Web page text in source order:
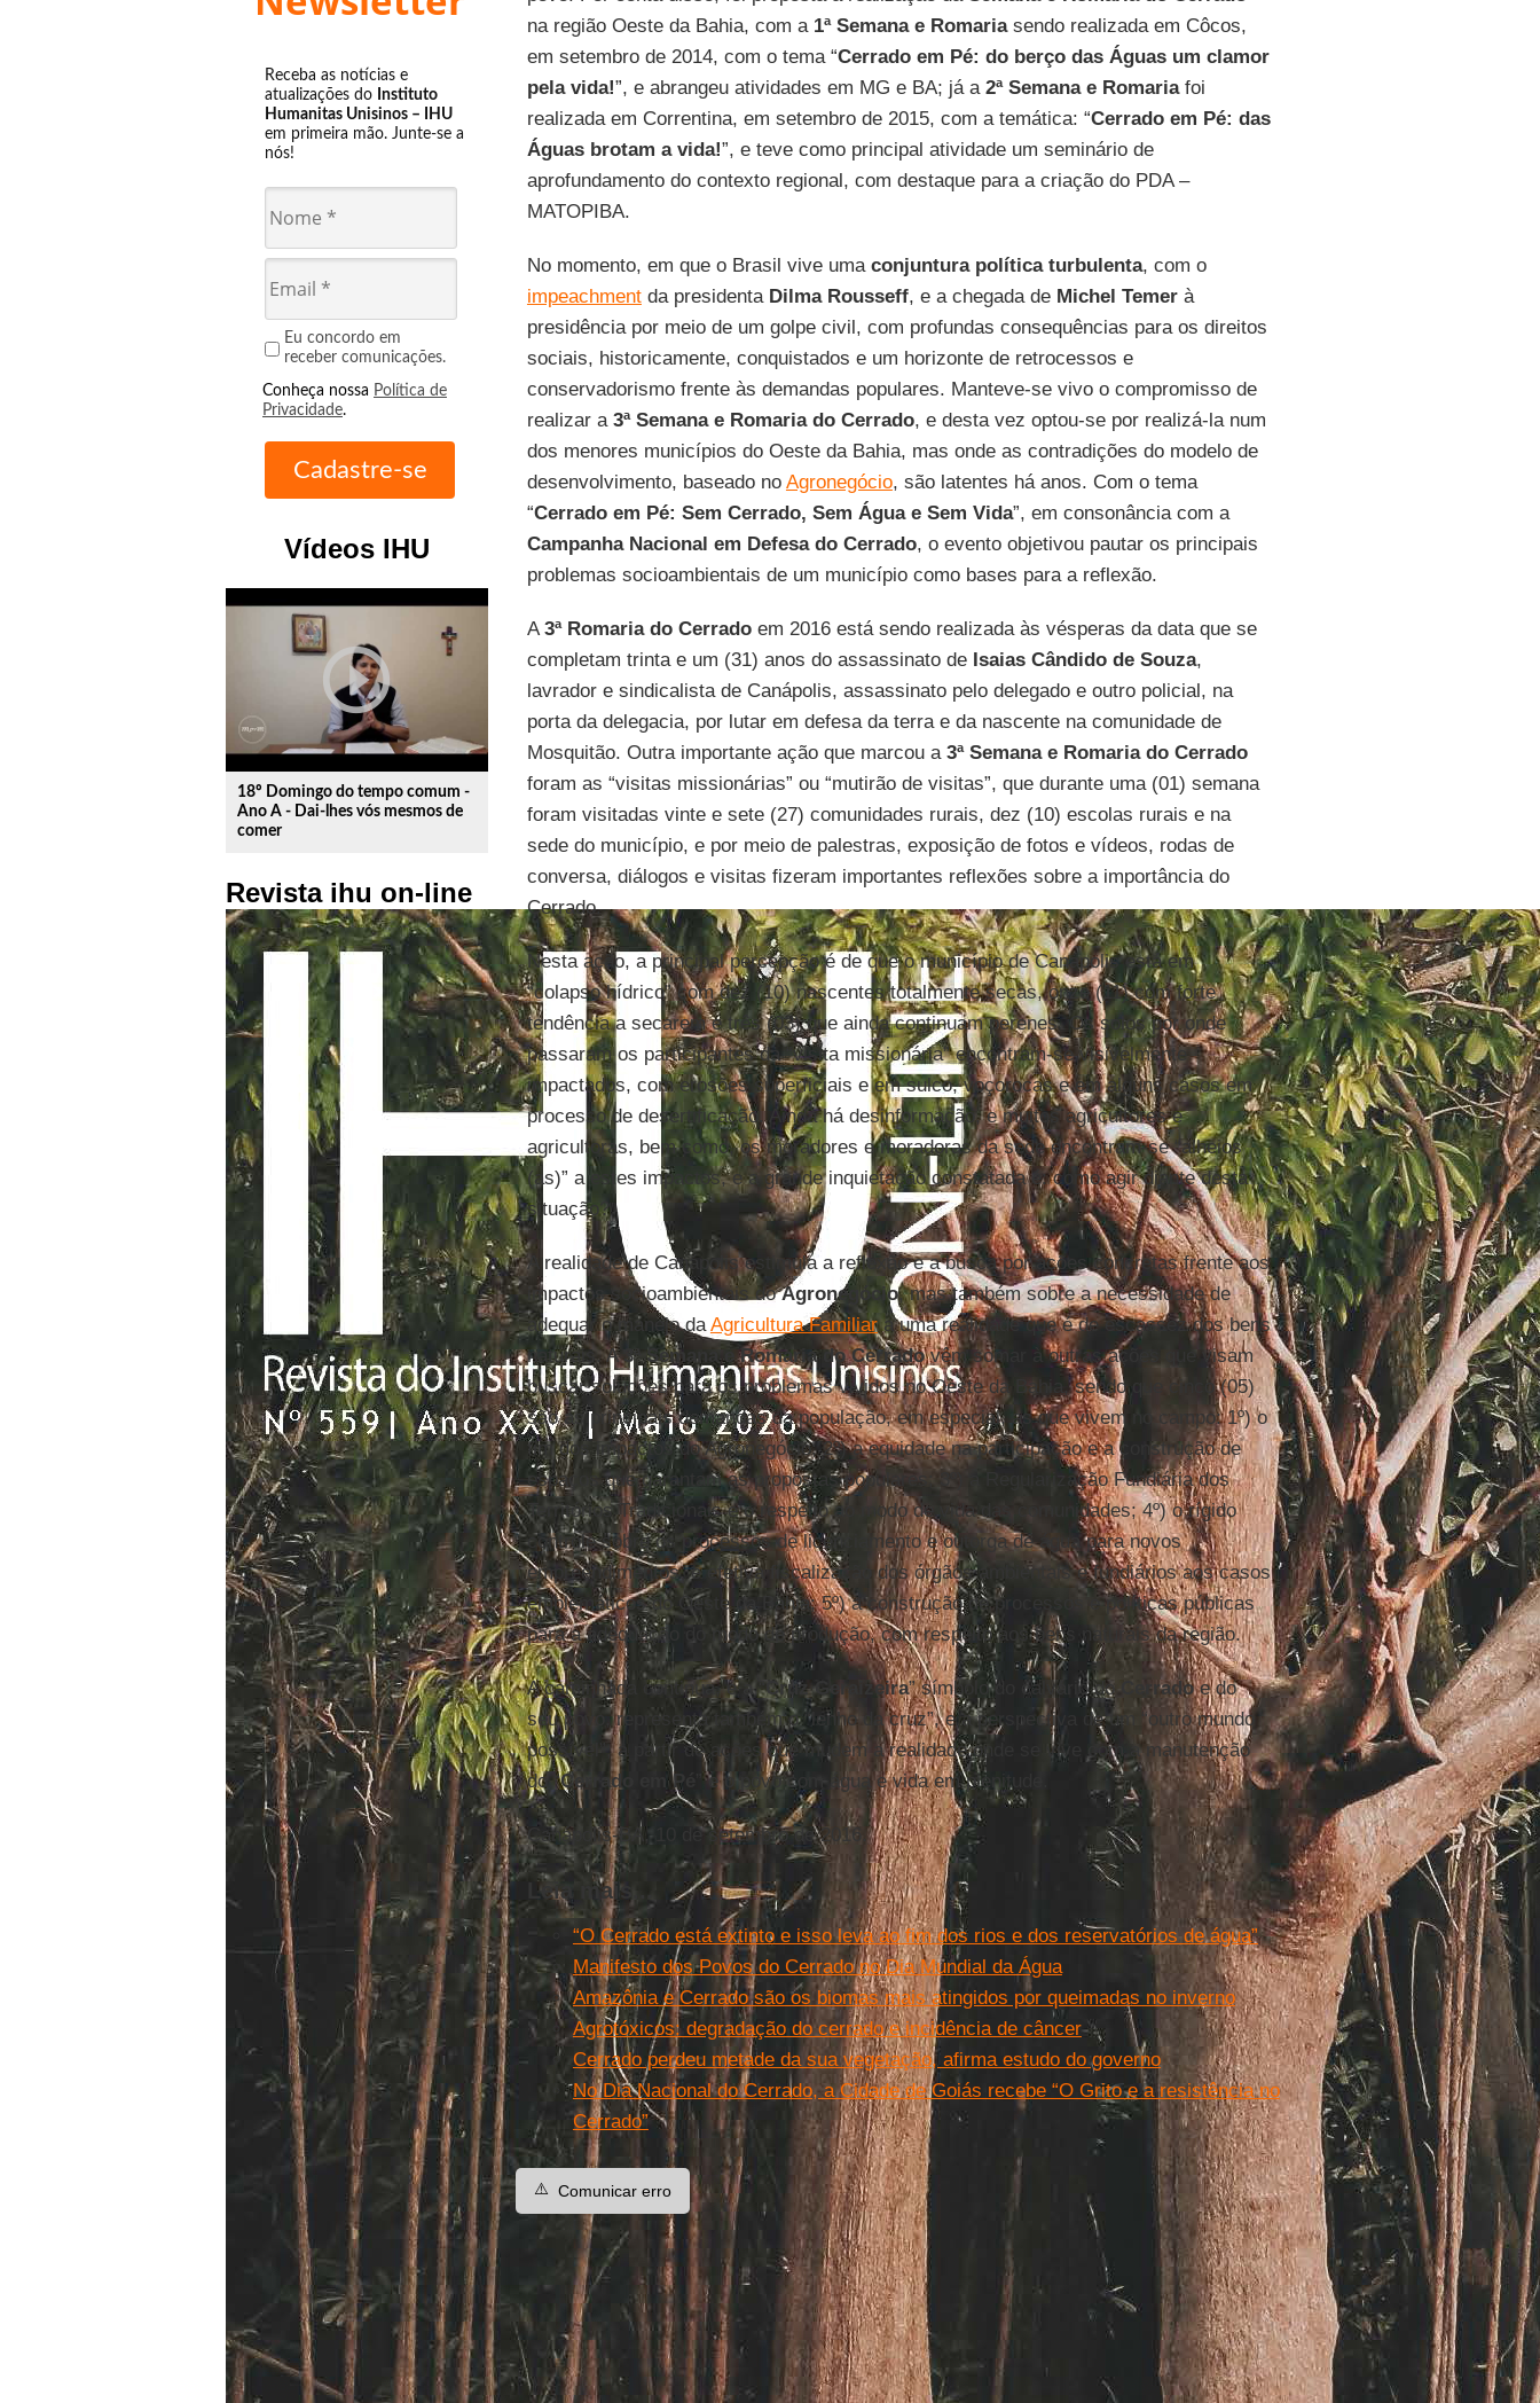
Receba as notícias e
atualizações do Instituto
Humanitas Unisinos – IHU
em primeira mão. Junte-se a
nós!
Eu concordo em
receber comunicações.
Conheça nossa Política de
Privacidade.
Vídeos IHU
play_circle_outline
18º Domingo do tempo comum -
Ano A - Dai-lhes vós mesmos de
comer
Revista ihu on-line
na região Oeste da Bahia, com a 1ª Semana e Romariasendo realizada em Côcos,
em setembro de 2014, com o tema “Cerrado em Pé: do berço das Águas um clamor
pela vida!”, e abrangeu atividades em MG e BA; já a 2ª Semana e Romariafoi
realizada em Correntina, em setembro de 2015, com a temática: “Cerrado em Pé: das
Águas brotam a vida!”, e teve como principal atividade um seminário de
aprofundamento do contexto regional, com destaque para a criação do PDA –
MATOPIBA.
No momento, em que o Brasil vive uma conjuntura política turbulenta, com o
impeachmentda presidenta Dilma Rousseff, e a chegada de Michel Temerà
presidência por meio de um golpe civil, com profundas consequências para os direitos
sociais, historicamente, conquistados e um horizonte de retrocessos e
conservadorismo frente às demandas populares. Manteve-se vivo o compromisso de
realizar a 3ª Semana e Romaria do Cerrado, e desta vez optou-se por realizá-la num
dos menores municípios do Oeste da Bahia, mas onde as contradições do modelo de
desenvolvimento, baseado no Agronegócio, são latentes há anos. Com o tema
“Cerrado em Pé: Sem Cerrado, Sem Água e Sem Vida”, em consonância com a
Campanha Nacional em Defesa do Cerrado, o evento objetivou pautar os principais
problemas socioambientais de um município como bases para a reflexão.
A3ª Romaria do Cerradoem 2016 está sendo realizada às vésperas da data que se
completam trinta e um (31) anos do assassinato de Isaias Cândido de Souza,
lavrador e sindicalista de Canápolis, assassinato pelo delegado e outro policial, na
porta da delegacia, por lutar em defesa da terra e da nascente na comunidade de
Mosquitão. Outra importante ação que marcou a 3ª Semana e Romaria do Cerrado
foram as “visitas missionárias” ou “mutirão de visitas”, que durante uma (01) semana
foram visitadas vinte e sete (27) comunidades rurais, dez (10) escolas rurais e na
sede do município, e por meio de palestras, exposição de fotos e vídeos, rodas de
conversa, diálogos e visitas fizeram importantes reflexões sobre a importância do
Cerrado.
Nesta ação, a principal percepção é de que o município de Canápolis está em
“colapso hídrico” com dez (10) nascentes totalmente secas, onze (11) com forte
tendência a secarem e três (03) que ainda continuam perenes. Os solos por onde
passaram os participantes da “visita missionária” encontram-se visivelmente
impactados, com erosões superficiais e em sulco, voçorocas e em alguns casos em
processo de desertificação. Ainda há desinformação, e muitos agricultores e
agricultoras, bem como, os moradores e moradoras da sede encontram-se “alheios
(as)” a estes impactos, e a grande inquietação constatada é: como agir diante desta
situação?
A realidade de Canápolis estimula a reflexão e a busca por ações concretas frente aos
impactos socioambientais doAgronegócio, mas também sobre a necessidade de
adequar o manejo daAgricultura Familiara uma realidade que é de escassez dos bens
naturais. A3ª Semana e Romaria do Cerradovêm somar à outras ações que visam
buscar soluções para os problemas vividos no Oeste da Bahia, sendo que cinco (05)
são as principais demandas da população, em especial, as que vivem no campo: 1º) o
fim dos impactos do Agronegócio; 2º) a equidade na participação e a construção de
espaços que garantam as propostas populares; 3º) a Regularização Fundiária dos
Territórios Tradicionais e o respeito ao modo de vida das comunidades; 4º) o rígido
controle sobre os processos de licenciamento e outorga de água para novos
empreendimentos, e efetiva fiscalização dos órgãos ambientais e fundiários aos casos
emblemáticos do Oeste da Bahia; 5º) a construção de processos e políticas públicas
para a adequação do modo de produção, com respeito aos bens naturais da região.
A caminhada continua, e a “Cruz Geraizeira” símbolo do calvário doCerradoe do
seu povo, representa também o “lenho da cruz”, e a perspectiva de um “outro mundo
possível”, a partir de ações que mudem a realidade onde se vive com a manutenção
do “Cerrado em Pé ” e o povo com água e vida em plenitude.
Canápolis-BA, 10 de setembro de 2016.
Leia mais...
“O Cerrado está extinto e isso leva ao fim dos rios e dos reservatórios de água”
Manifesto dos Povos do Cerrado no Dia Mundial da Água
Amazônia e Cerrado são os biomas mais atingidos por queimadas no inverno
Agrotóxicos: degradação do cerrado e incidência de câncer
Cerrado perdeu metade da sua vegetação, afirma estudo do governo
No Dia Nacional do Cerrado, a Cidade de Goiás recebe “O Grito e a resistência no
Cerrado”
⚠️ Comunicar erro